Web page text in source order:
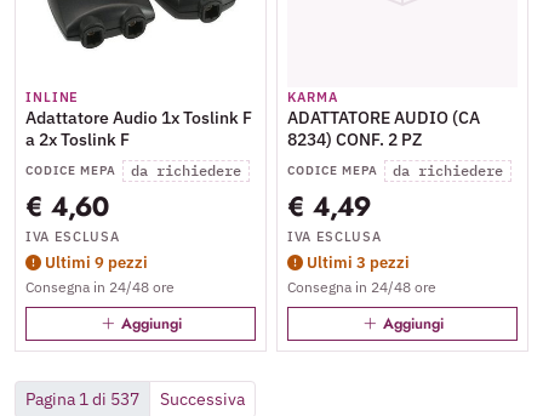
INLINE
Adattatore Audio 1x Toslink F
a 2x Toslink F
CODICE MEPA da richiedere
€ 4,60
IVA ESCLUSA
Ultimi 9 pezzi
Consegna in 24/48 ore
Aggiungi
KARMA
ADATTATORE AUDIO (CA
8234) CONF. 2 PZ
CODICE MEPA da richiedere
€ 4,49
IVA ESCLUSA
Ultimi 3 pezzi
Consegna in 24/48 ore
Aggiungi
Pagina 1 di 537 Successiva